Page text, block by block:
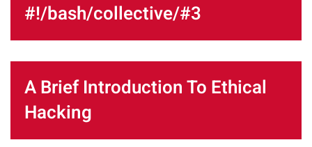
#!/bash/collective/#3
A Brief Introduction To Ethical
Hacking